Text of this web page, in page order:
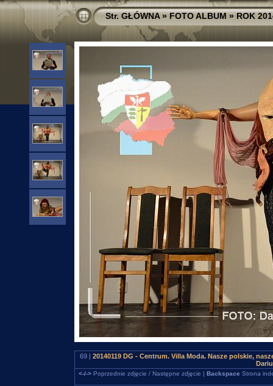
Str. GŁÓWNA»FOTO ALBUM»ROK
69 | 20140119 DG - Centrum. Villa Moda. Nasze polskie,
<-/->Poprzednie zdjęcie / Następne zdjęcie | Backspace Strona